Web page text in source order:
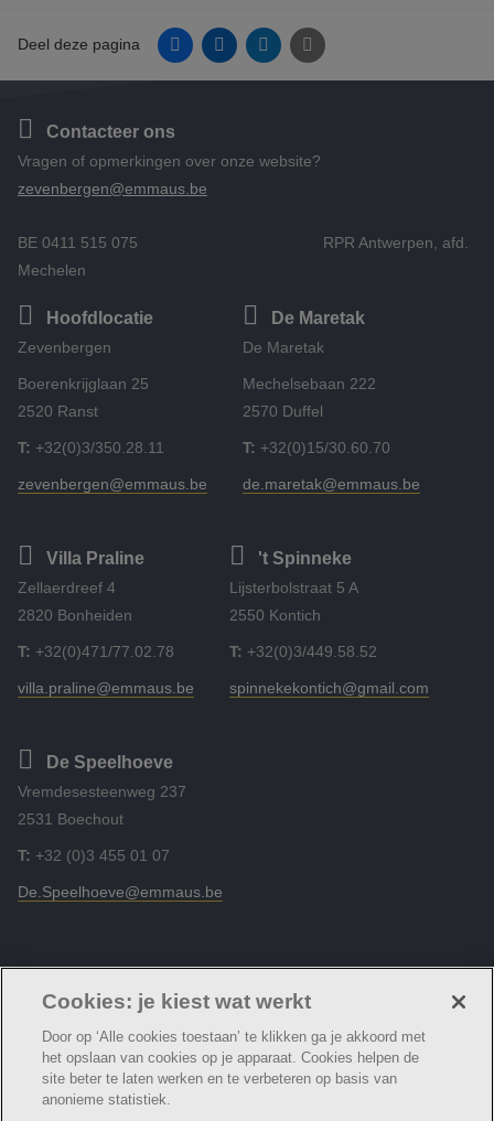
Deel deze pagina FacebookLinkedinTwitter E-mail
Contacteer ons
Vragen of opmerkingen over onze website?
zevenbergen@emmaus.be
BE 0411 515 075 RPR Antwerpen, afd.
Mechelen
Hoofdlocatie
Zevenbergen
Boerenkrijglaan 25
2520 Ranst
T: +32(0)3/350.28.11
zevenbergen@emmaus.be
De Maretak
De Maretak
Mechelsebaan 222
2570 Duffel
T: +32(0)15/30.60.70
de.maretak@emmaus.be
Villa Praline
Zellaerdreef 4
2820 Bonheiden
T: +32(0)471/77.02.78
villa.praline@emmaus.be
't Spinneke
Lijsterbolstraat 5 A
2550 Kontich
T: +32(0)3/449.58.52
spinnekekontich@gmail.com
De Speelhoeve
Vremdesesteenweg 237
2531 Boechout
T: +32 (0)3 455 01 07
De.Speelhoeve@emmaus.be
© DVC Zevenbergen
Cookies: je kiest wat werkt
Door op ‘Alle cookies toestaan’ te klikken ga je akkoord met
het opslaan van cookies op je apparaat. Cookies helpen de
site beter te laten werken en te verbeteren op basis van
anonieme statistiek.